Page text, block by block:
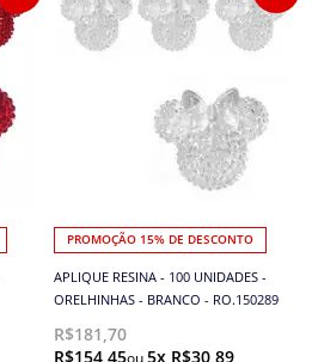
PROMOÇÃO 15% DE DESCONTO
APLIQUE RESINA - 100 UNIDADES -
ORELHINHAS - BRANCO - RO.150289
R$181,70
R$154,45
5x R$30,89